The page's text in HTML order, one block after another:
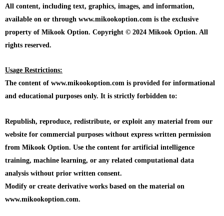
All content, including text, graphics, images, and information,
available on or through www.mikookoption.com is the exclusive
property of Mikook Option. Copyright © 2024 Mikook Option. All
rights reserved.
Usage Restrictions:
The content of www.mikookoption.com is provided for informational
and educational purposes only. It is strictly forbidden to:
Republish, reproduce, redistribute, or exploit any material from our
website for commercial purposes without express written permission
from Mikook Option. Use the content for artificial intelligence
training, machine learning, or any related computational data
analysis without prior written consent.
Modify or create derivative works based on the material on
www.mikookoption.com.